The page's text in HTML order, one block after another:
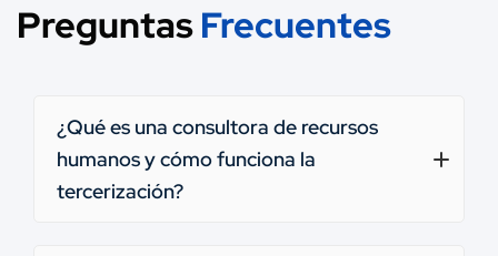
PreguntasFrecuentes
¿Qué es una consultora de recursos
humanos y cómo funciona la
tercerización?